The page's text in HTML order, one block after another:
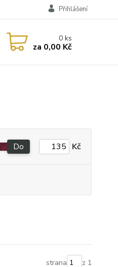
Přihlášení
0ks
za 0,00 Kč
Do Kč
strana z 1